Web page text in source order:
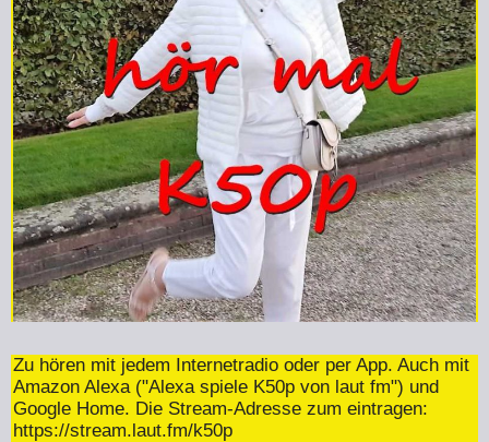
Zu hören mit jedem Internetradio oder per App. Auch mit
Amazon Alexa ("Alexa spiele K50p von laut fm") und
Google Home. Die Stream-Adresse zum eintragen:
https://stream.laut.fm/k50p